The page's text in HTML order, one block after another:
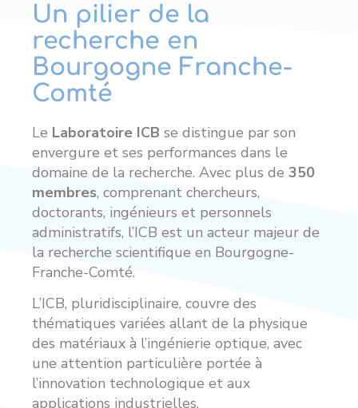
Un pilier de la
recherche en
Bourgogne Franche-
Comté
Le Laboratoire ICB se distingue par son
envergure et ses performances dans le
domaine de la recherche. Avec plus de 350
membres, comprenant chercheurs,
doctorants, ingénieurs et personnels
administratifs, l’ICB est un acteur majeur de
la recherche scientifique en Bourgogne-
Franche-Comté.
L’ICB, pluridisciplinaire, couvre des
thématiques variées allant de la physique
des matériaux à l’ingénierie optique, avec
une attention particulière portée à
l’innovation technologique et aux
applications industrielles.